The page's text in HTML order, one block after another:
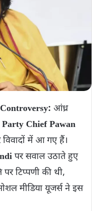
आंध्र
Party Chief Pawan
में आ गए हैं।
पर सवाल उठाते हुए
पर टिप्पणी की थी,
मीडिया यूजर्स ने इस